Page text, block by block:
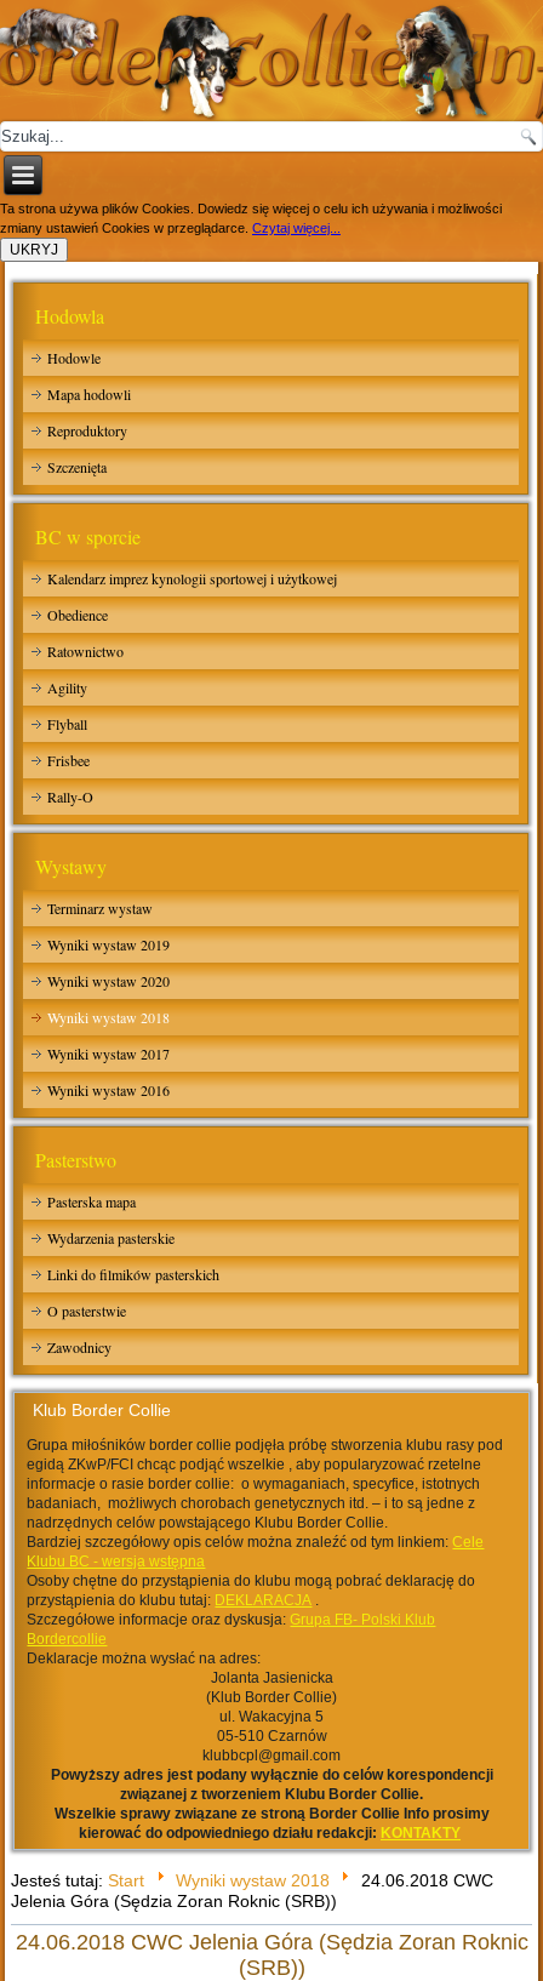
Ta strona używa plików Cookies. Dowiedz się więcej o celu ich używania i możliwości
zmiany ustawień Cookies w przeglądarce. Czytaj więcej...
Hodowla
Hodowle
Mapa hodowli
Reproduktory
Szczenięta
BC w sporcie
Kalendarz imprez kynologii sportowej i użytkowej
Obedience
Ratownictwo
Agility
Flyball
Frisbee
Rally-O
Wystawy
Terminarz wystaw
Wyniki wystaw 2019
Wyniki wystaw 2020
Wyniki wystaw 2018
Wyniki wystaw 2017
Wyniki wystaw 2016
Pasterstwo
Pasterska mapa
Wydarzenia pasterskie
Linki do filmików pasterskich
O pasterstwie
Zawodnicy
Klub Border Collie
Grupa miłośników border collie podjęła próbę stworzenia klubu rasy pod
egidą ZKwP/FCI chcąc podjąć wszelkie , aby popularyzować rzetelne
informacje o rasie border collie: o wymaganiach, specyfice, istotnych
badaniach, możliwych chorobach genetycznych itd. – i to są jedne z
nadrzędnych celów powstającego Klubu Border Collie.
Bardziej szczegółowy opis celów można znaleźć od tym linkiem:Cele
Klubu BC - wersja wstępna
Osoby chętne do przystąpienia do klubu mogą pobrać deklarację do
przystąpienia do klubu tutaj: DEKLARACJA .
Szczegółowe informacje oraz dyskusja:Grupa FB- Polski Klub
Bordercollie
Deklaracje można wysłać na adres:
Jolanta Jasienicka
(Klub Border Collie)
ul. Wakacyjna 5
05-510 Czarnów
klubbcpl@gmail.com
Powyższy adres jest podany wyłącznie do celów korespondencji
związanej z tworzeniem Klubu Border Collie.
Wszelkie sprawy związane ze stroną Border Collie Info prosimy
kierować do odpowiedniego działu redakcji: KONTAKTY
Jesteś tutaj:Start Wyniki wystaw 2018
24.06.2018 CWC
Jelenia Góra (Sędzia Zoran Roknic (SRB))
24.06.2018 CWC Jelenia Góra (Sędzia Zoran Roknic
(SRB))